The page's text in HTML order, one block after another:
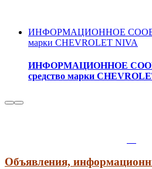
ИНФОРМАЦИОННОЕ
марки CHEVROLET NIVA
ИНФОРМАЦИОННОЕ
средство марки
Объявления,